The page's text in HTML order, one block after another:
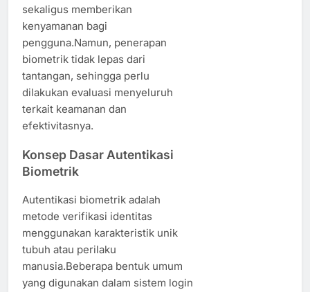
sekaligus memberikan
kenyamanan bagi
pengguna.Namun, penerapan
biometrik tidak lepas dari
tantangan, sehingga perlu
dilakukan evaluasi menyeluruh
terkait keamanan dan
efektivitasnya.
Konsep Dasar Autentikasi
Biometrik
Autentikasi biometrik adalah
metode verifikasi identitas
menggunakan karakteristik unik
tubuh atau perilaku
manusia.Beberapa bentuk umum
yang digunakan dalam sistem login